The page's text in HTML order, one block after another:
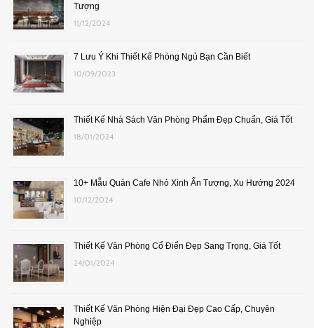
Tượng
11/12/2024
7 Lưu Ý Khi Thiết Kế Phòng Ngủ Bạn Cần Biết
10/09/2023
Thiết Kế Nhà Sách Văn Phòng Phẩm Đẹp Chuẩn, Giá Tốt
18/01/2024
10+ Mẫu Quán Cafe Nhỏ Xinh Ấn Tượng, Xu Hướng 2024
10/12/2024
Thiết Kế Văn Phòng Cổ Điển Đẹp Sang Trọng, Giá Tốt
24/01/2024
Thiết Kế Văn Phòng Hiện Đại Đẹp Cao Cấp, Chuyên
Nghiệp